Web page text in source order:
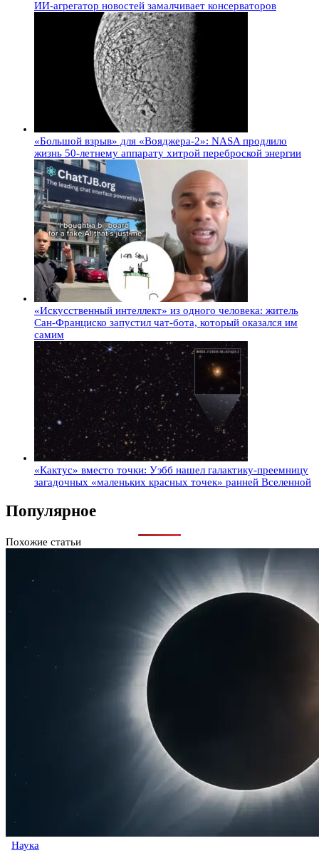
ИИ-агрегатор новостей замалчивает консерваторов
«Большой взрыв» для «Вояджера-2»: NASA продлило
жизнь 50-летнему аппарату хитрой переброской энергии
«Искусственный интеллект» из одного человека: житель
Сан-Франциско запустил чат-бота, который оказался им
самим
«Кактус» вместо точки: Уэбб нашел галактику-преемницу
загадочных «маленьких красных точек» ранней Вселенной
Популярное
Похожие статьи
Наука